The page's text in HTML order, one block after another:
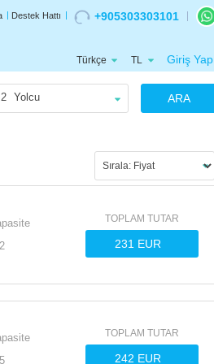
Destek Hattı +905303303101
Türkçe TL Giriş Yap
2 Yolcu ARA
2
TOPLAM TUTAR
5
TOPLAM TUTAR